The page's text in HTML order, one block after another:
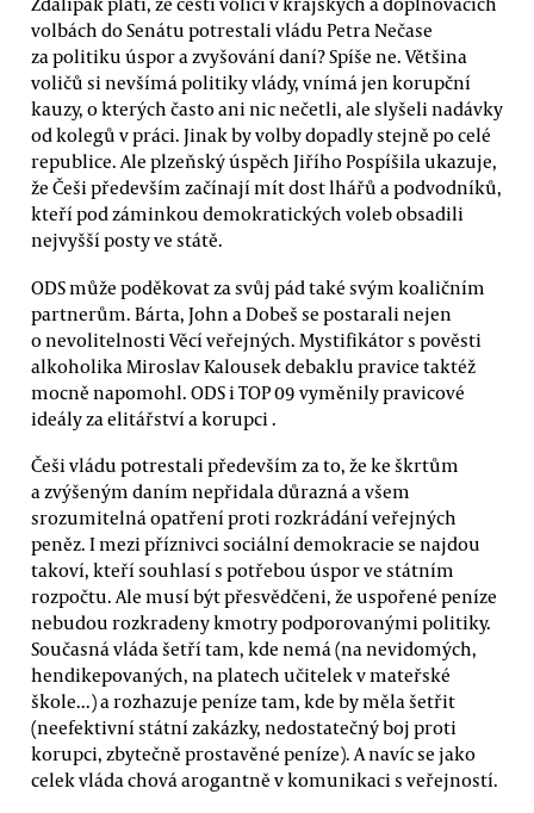
volbách do Senátu potrestali vládu Petra Nečase
za politiku úspor a zvyšování daní? Spíše ne. Většina
voličů si nevšímá politiky vlády, vnímá jen korupční
kauzy, o kterých často ani nic nečetli, ale slyšeli nadávky
od kolegů v práci. Jinak by volby dopadly stejně po celé
republice. Ale plzeňský úspěch Jiřího Pospíšila ukazuje,
že Češi především začínají mít dost lhářů a podvodníků,
kteří pod záminkou demokratických voleb obsadili
nejvyšší posty ve státě.
ODS může poděkovat za svůj pád také svým koaličním
partnerům. Bárta, John a Dobeš se postarali nejen
o nevolitelnosti Věcí veřejných. Mystifikátor s pověsti
alkoholika Miroslav Kalousek debaklu pravice taktéž
mocně napomohl. ODS i TOP 09 vyměnily pravicové
ideály za elitářství a korupci .
Češi vládu potrestali především za to, že ke škrtům
a zvýšeným daním nepřidala důrazná a všem
srozumitelná opatření proti rozkrádání veřejných
peněz. I mezi příznivci sociální demokracie se najdou
takoví, kteří souhlasí s potřebou úspor ve státním
rozpočtu. Ale musí být přesvědčeni, že uspořené peníze
nebudou rozkradeny kmotry podporovanými politiky.
Současná vláda šetří tam, kde nemá (na nevidomých,
hendikepovaných, na platech učitelek v mateřské
škole...) a rozhazuje peníze tam, kde by měla šetřit
(neefektivní státní zakázky, nedostatečný boj proti
korupci, zbytečně prostavěné peníze). A navíc se jako
celek vláda chová arogantně v komunikaci s veřejností.